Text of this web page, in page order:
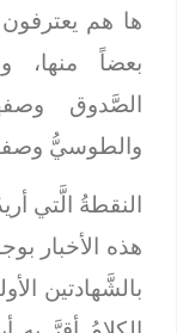
ها هم
بعضاً منها،
الصَّدوق
والطوسيُّ وصفها
النقطةُ الَّتي
هذه الأخبار
بالشَّهادتين